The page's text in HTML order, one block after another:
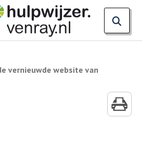
link
vernieuwde website van